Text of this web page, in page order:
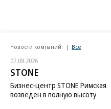
Новости компаний Все
07.08.2026
STONE
Бизнес-центр STONE Римская
возведен в полную высоту